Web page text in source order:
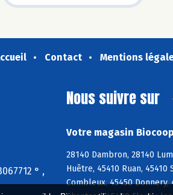
Contact Mentions
° ,
Nous suivre sur
Votre magasin
28140 Dambron, 28140
Huêtre, 45410 Ruan,
Combleux, 45450